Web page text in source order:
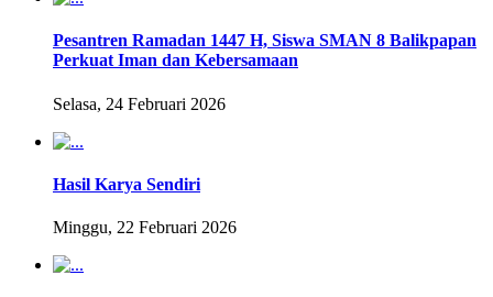
Pesantren Ramadan 1447 H, Siswa SMAN 8 Balikpapan
Perkuat Iman dan Kebersamaan
Selasa, 24 Februari 2026
Hasil Karya Sendiri
Minggu, 22 Februari 2026